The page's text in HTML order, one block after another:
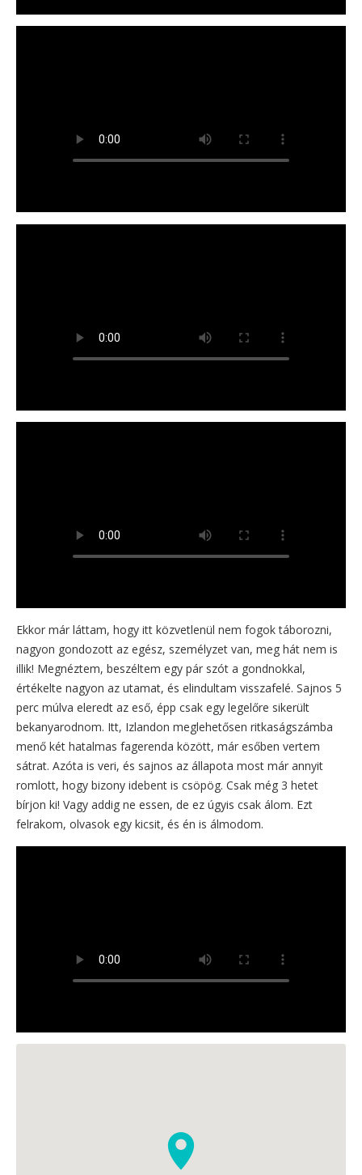
Ekkor már láttam, hogy itt közvetlenül nem fogok táborozni,
nagyon gondozott az egész, személyzet van, meg hát nem is
illik! Megnéztem, beszéltem egy pár szót a gondnokkal,
értékelte nagyon az utamat, és elindultam visszafelé. Sajnos 5
perc múlva eleredt az eső, épp csak egy legelőre sikerült
bekanyarodnom. Itt, Izlandon meglehetősen ritkaságszámba
menő két hatalmas fagerenda között, már esőben vertem
sátrat. Azóta is veri, és sajnos az állapota most már annyit
romlott, hogy bizony idebent is csöpög. Csak még 3 hetet
bírjon ki! Vagy addig ne essen, de ez úgyis csak álom. Ezt
felrakom, olvasok egy kicsit, és én is álmodom.